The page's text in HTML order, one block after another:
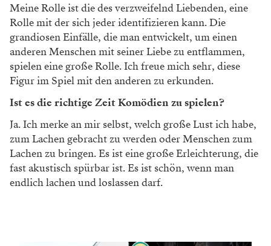
Meine Rolle ist die des verzweifelnd Liebenden, eine
Rolle mit der sich jeder identifizieren kann. Die
grandiosen Einfälle, die man entwickelt, um einen
anderen Menschen mit seiner Liebe zu entflammen,
spielen eine große Rolle. Ich freue mich sehr, diese
Figur im Spiel mit den anderen zu erkunden.
Ist es die richtige Zeit Komödien zu spielen?
Ja. Ich merke an mir selbst, welch große Lust ich habe,
zum Lachen gebracht zu werden oder Menschen zum
Lachen zu bringen. Es ist eine große Erleichterung, die
fast akustisch spürbar ist. Es ist schön, wenn man
endlich lachen und loslassen darf.